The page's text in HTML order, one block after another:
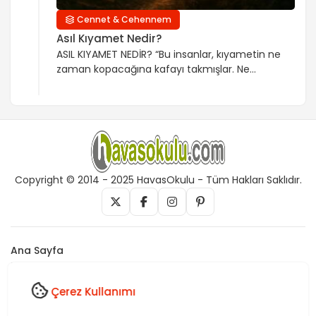
Cennet & Cehennem
Asıl Kıyamet Nedir?
ASIL KIYAMET NEDİR? “Bu insanlar, kıyametin ne
zaman kopacağına kafayı takmışlar. Ne
insanlık nasıl bitecek?’ gibi vesveseler vererek
insanların aslında kendi kıyametleri ile ilgili
olan düşüncelerine, hazırlıklarına engel
olabilmek için şeytan kendine göre çok gizli
bir proje […]
Copyright © 2014 - 2025 HavasOkulu - Tüm Hakları Saklıdır.
Ana Sayfa
Künye
Çerez Kullanımı